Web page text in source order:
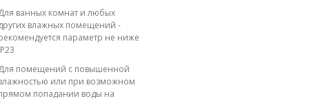
ванных комнат и любых
влажных помещений -
параметр не ниже
помещений с повышенной
или при возможном
попадании воды на